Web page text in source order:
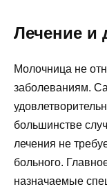
Лечение и
Молочница не
заболеваниям.
большинстве
лечения не
больного.
назначаемые